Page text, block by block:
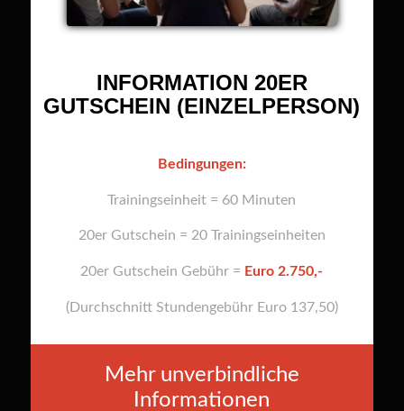
INFORMATION 20ER
GUTSCHEIN (EINZELPERSON)
Bedingungen:
Trainingseinheit = 60 Minuten
20er Gutschein = 20 Trainingseinheiten
20er Gutschein Gebühr = Euro 2.750,-
(Durchschnitt Stundengebühr Euro 137,50)
Mehr unverbindliche
Informationen